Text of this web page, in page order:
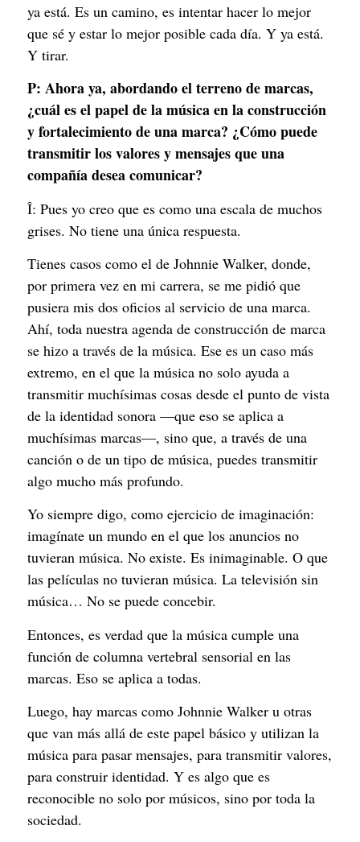
ya está. Es un camino, es intentar hacer lo mejor
que sé y estar lo mejor posible cada día. Y ya está.
Y tirar.
P: Ahora ya, abordando el terreno de marcas,
¿cuál es el papel de la música en la construcción
y fortalecimiento de una marca? ¿Cómo puede
transmitir los valores y mensajes que una
compañía desea comunicar?
Î: Pues yo creo que es como una escala de muchos
grises. No tiene una única respuesta.
Tienes casos como el de Johnnie Walker, donde,
por primera vez en mi carrera, se me pidió que
pusiera mis dos oficios al servicio de una marca.
Ahí, toda nuestra agenda de construcción de marca
se hizo a través de la música. Ese es un caso más
extremo, en el que la música no solo ayuda a
transmitir muchísimas cosas desde el punto de vista
de la identidad sonora —que eso se aplica a
muchísimas marcas—, sino que, a través de una
canción o de un tipo de música, puedes transmitir
algo mucho más profundo.
Yo siempre digo, como ejercicio de imaginación:
imagínate un mundo en el que los anuncios no
tuvieran música. No existe. Es inimaginable. O que
las películas no tuvieran música. La televisión sin
música… No se puede concebir.
Entonces, es verdad que la música cumple una
función de columna vertebral sensorial en las
marcas. Eso se aplica a todas.
Luego, hay marcas como Johnnie Walker u otras
que van más allá de este papel básico y utilizan la
música para pasar mensajes, para transmitir valores,
para construir identidad. Y es algo que es
reconocible no solo por músicos, sino por toda la
sociedad.